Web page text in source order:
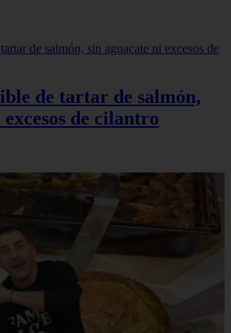
de tartar de salmón,
de cilantro